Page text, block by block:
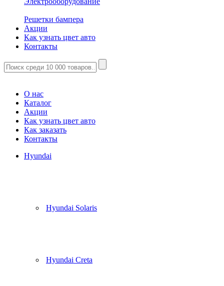
Решетки бампера
Акции
Как узнать цвет авто
Контакты
О нас
Каталог
Акции
Как узнать цвет авто
Как заказать
Контакты
Hyundai
Hyundai Solaris
Hyundai Creta